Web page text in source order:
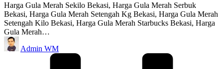
Harga Gula Merah Sekilo Bekasi, Harga Gula Merah Serbuk
Bekasi, Harga Gula Merah Setengah Kg Bekasi, Harga Gula Merah
Setengah Kilo Bekasi, Harga Gula Merah Starbucks Bekasi, Harga
Gula Merah…
Posted
by
Admin WM